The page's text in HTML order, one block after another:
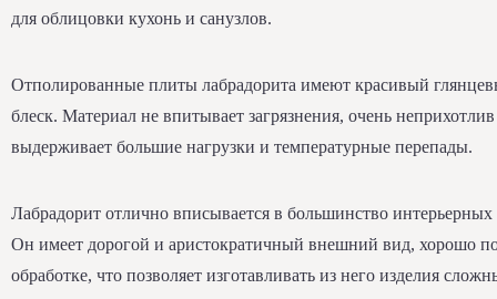
для облицовки кухонь и санузлов.
Отполированные плиты лабрадорита имеют красивый
блеск. Материал не впитывает загрязнения, очень
выдерживает большие нагрузки и температурные перепады.
Лабрадорит отлично вписывается в большинство интерьерных
Он имеет дорогой и аристократичный внешний вид, хорошо
обработке, что позволяет изготавливать из него изделия